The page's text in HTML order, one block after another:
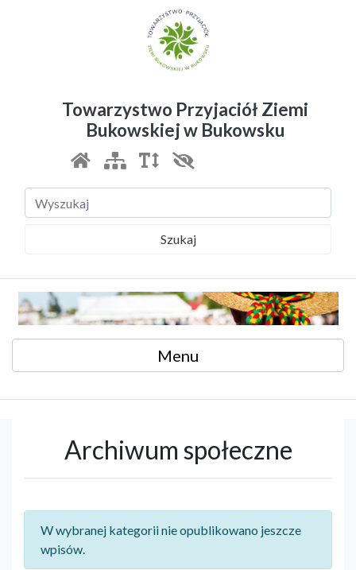
Towarzystwo Przyjaciół Ziemi
Bukowskiej w Bukowsku
Szukaj
Menu
Archiwum społeczne
W wybranej kategorii nie opublikowano jeszcze
wpisów.